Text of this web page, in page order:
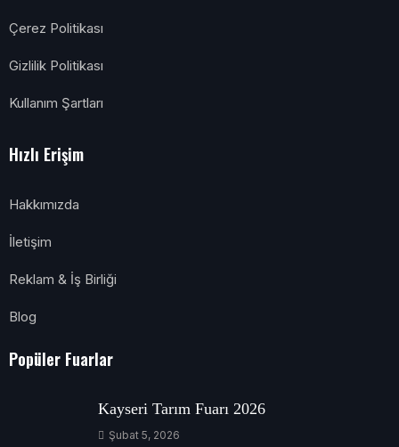
Çerez Politikası
Gizlilik Politikası
Kullanım Şartları
Hızlı Erişim
Hakkımızda
İletişim
Reklam & İş Birliği
Blog
Popüler Fuarlar
Kayseri Tarım Fuarı 2026
Şubat 5, 2026